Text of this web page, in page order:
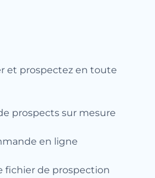
et prospectez en toute
prospects sur mesure
en ligne
fichier de prospection